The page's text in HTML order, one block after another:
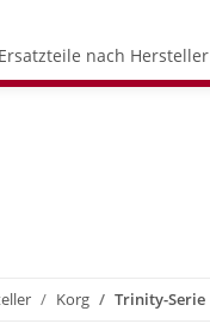
Ersatzteile nach Hersteller
Korg Trinity-Serie